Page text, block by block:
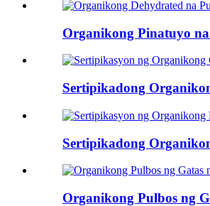
Organikong Pinatuyo
Sertipikadong
Sertipikadong
Organikong Pulbos ng